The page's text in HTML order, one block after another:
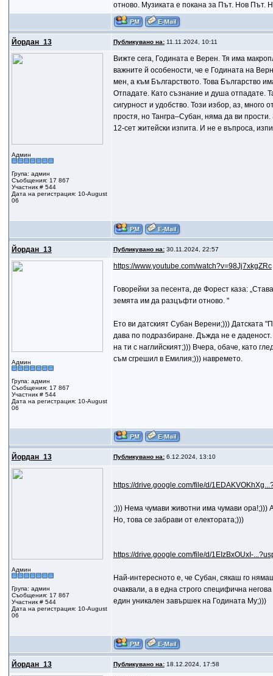
отново. Музиката е покана за Път. Нов Път.
Йордан_13 Публикувано на:11.11.2024, 10:11
Админ
Група: админ
Съобщения: 17 867
Участник # 544
Дата на регистрация: 10-August
06
Вижте сега, Годината е Верен. Тя има
важните й особености, че е Годината на
мен, а към Българството. Това Българство
Отпадате. Като съзнание и душа отпадате.
сигурност и удобство. Този избор, аз, много
простя, но Тангра–Субан, няма да ви
12-сет житейски изпита. И не е въпроса,
Йордан_13 Публикувано на:30.11.2024, 22:57
Админ
Група: админ
Съобщения: 17 867
Участник # 544
Дата на регистрация: 10-August
06
https://www.youtube.com/watch?v=98Jj7xkgZRc
Говорейки за песента, де Форест каза:
земята им да разцъфти отново. "
Eто ви датският Субан Верени;))) Датската
дава по подразбиране. Дъжда не е
на ти с наглийският;))) Вчера, обаче, като
съм сгрешил в Емилия;))) навремето.
Йордан_13 Публикувано на:6.12.2024, 13:10
Админ
Група: админ
Съобщения: 17 867
Участник # 544
Дата на регистрация: 10-August
06
https://drive.google.com/file/d/
;))) Нема чумави животни има чумави ора!;)))
Но, това се забрави от електората;)))
https://drive.google.com/file/d/1EIzBxOUxI-
Най-интересното е, че Субан, сякаш го
очаквали, а в една строго специфична
един уникален завършек на Годината Му;)))
Йордан_13 Публикувано на:18.12.2024, 17:58